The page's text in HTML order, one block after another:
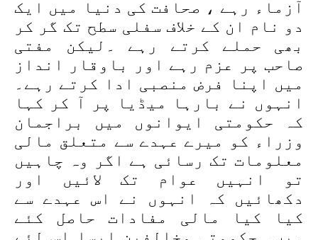
آزماء رہے ، صحافت کی دنیا میں ایک
دو نام ان کے خلاف سفلی سطح تک گر کر
بھی حملے کرتے رہے ۔لیکن مفتی
صاحب پر عزم رہے اور باوقار انداز
میں اپنا فرض منصبی ادا کرتے رہے۔
انہوں نے بارہا میڈیا پر آ کر کہا
کہ حکومتی ایوانوں میں براجمان
وزراء کو میرے عہدے سے متعلق مالی
معلومات تک رسائی ہے اگر وہ چاہیں
تو انہیں عوام تک لائیں اور
دکھائیں کہ انہوں نے اس عہدے سے
کیا کیا مالی مفادات حاصل کئے